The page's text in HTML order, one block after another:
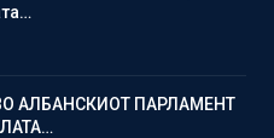
АЛБАНСКИОТ ПАРЛАМЕНТ